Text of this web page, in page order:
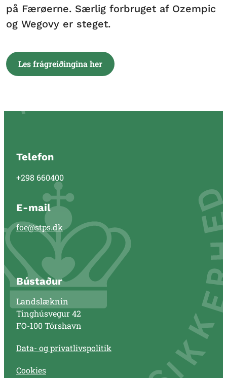
på Færøerne. Særlig forbruget af Ozempic
og Wegovy er steget.
Les frágreiðingina her
Telefon
+298 660400
E-mail
foe@stps.dk
Bústaður
Landslæknin
Tinghúsvegur 42
FO-100 Tórshavn
Data- og privatlivspolitik
Cookies